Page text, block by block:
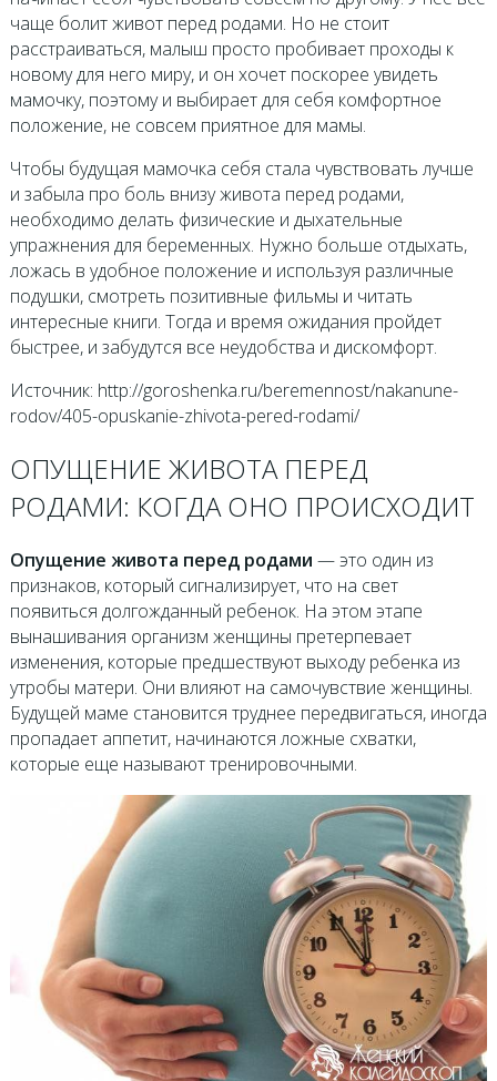
чаще болит живот перед родами. Но не стоит
расстраиваться, малыш просто пробивает проходы к
новому для него миру, и он хочет поскорее увидеть
мамочку, поэтому и выбирает для себя комфортное
положение, не совсем приятное для мамы.
Чтобы будущая мамочка себя стала чувствовать лучше
и забыла про боль внизу живота перед родами,
необходимо делать физические и дыхательные
упражнения для беременных. Нужно больше отдыхать,
ложась в удобное положение и используя различные
подушки, смотреть позитивные фильмы и читать
интересные книги. Тогда и время ожидания пройдет
быстрее, и забудутся все неудобства и дискомфорт.
Источник: http://goroshenka.ru/beremennost/nakanune-
rodov/405-opuskanie-zhivota-pered-rodami/
ОПУЩЕНИЕ ЖИВОТА ПЕРЕД
РОДАМИ: КОГДА ОНО ПРОИСХОДИТ
Опущение живота перед родами — это один из
признаков, который сигнализирует, что на свет
появиться долгожданный ребенок. На этом этапе
вынашивания организм женщины претерпевает
изменения, которые предшествуют выходу ребенка из
утробы матери. Они влияют на самочувствие женщины.
Будущей маме становится труднее передвигаться, иногда
пропадает аппетит, начинаются ложные схватки,
которые еще называют тренировочными.